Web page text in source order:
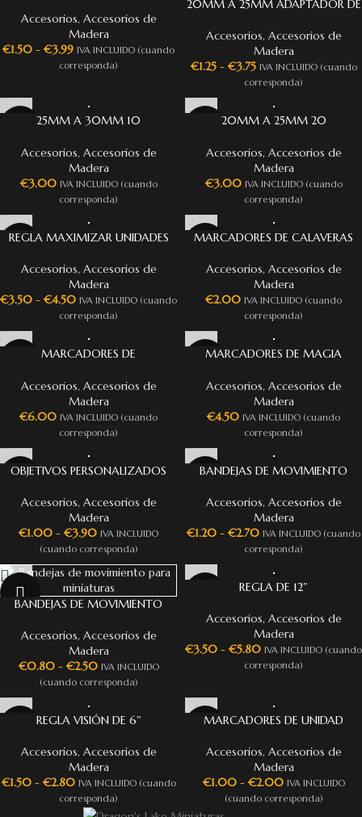
Accesorios, Accesorios de
Madera
€1.50 - €3.99 IVA INCLUIDO (cuando
corresponda)
20MM A 25MM ADAPTADOR DE
Accesorios, Accesorios de
Madera
€1.25 - €3.75 IVA INCLUIDO (cuando
corresponda)
25MM A 30MM 10
TOW
Accesorios, Accesorios de
Madera
€3.00 IVA INCLUIDO (cuando
corresponda)
20MM A 25MM 20
TOW
Accesorios, Accesorios de
Madera
€3.00 IVA INCLUIDO (cuando
corresponda)
REGLA MAXIMIZAR UNIDADES
Accesorios, Accesorios de
Madera
€3.50 - €4.50 IVA INCLUIDO (cuando
corresponda)
MARCADORES DE CALAVERAS
Accesorios, Accesorios de
Madera
€2.00 IVA INCLUIDO (cuando
corresponda)
MARCADORES DE
Accesorios, Accesorios de
Madera
€6.00 IVA INCLUIDO (cuando
corresponda)
MARCADORES DE MAGIA
Accesorios, Accesorios de
Madera
€4.50 IVA INCLUIDO (cuando
corresponda)
OBJETIVOS PERSONALIZADOS
Accesorios, Accesorios de
Madera
€1.00 - €3.90 IVA INCLUIDO
(cuando corresponda)
BANDEJAS DE MOVIMIENTO
Accesorios, Accesorios de
Madera
€1.20 - €2.70 IVA INCLUIDO (cuando
corresponda)
BANDEJAS DE MOVIMIENTO
Accesorios, Accesorios de
Madera
€0.80 - €2.50 IVA INCLUIDO
(cuando corresponda)
REGLA DE 12″
Accesorios, Accesorios de
Madera
€3.50 - €5.80 IVA INCLUIDO (cuando
corresponda)
REGLA VISIÓN DE 6″
Accesorios, Accesorios de
Madera
€1.50 - €2.80 IVA INCLUIDO (cuando
corresponda)
MARCADORES DE UNIDAD
Accesorios, Accesorios de
Madera
€1.00 - €2.00 IVA INCLUIDO
(cuando corresponda)